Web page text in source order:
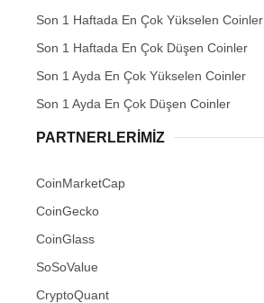
Son 1 Haftada En Çok Yükselen Coinler
Son 1 Haftada En Çok Düşen Coinler
Son 1 Ayda En Çok Yükselen Coinler
Son 1 Ayda En Çok Düşen Coinler
PARTNERLERIMIZ
CoinMarketCap
CoinGecko
CoinGlass
SoSoValue
CryptoQuant